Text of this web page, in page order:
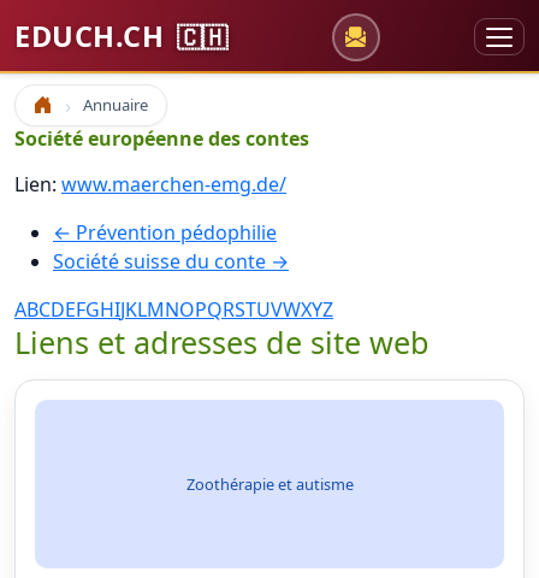
EDUCH.CH 🇨🇭
Accueil Annuaire
Société européenne des contes
Lien: www.maerchen-emg.de/
← Prévention pédophilie
Société suisse du conte →
ABCDEFGHIJKLMNOPQRSTUVWXYZ
Liens et adresses de site web
Zoothérapie et autisme